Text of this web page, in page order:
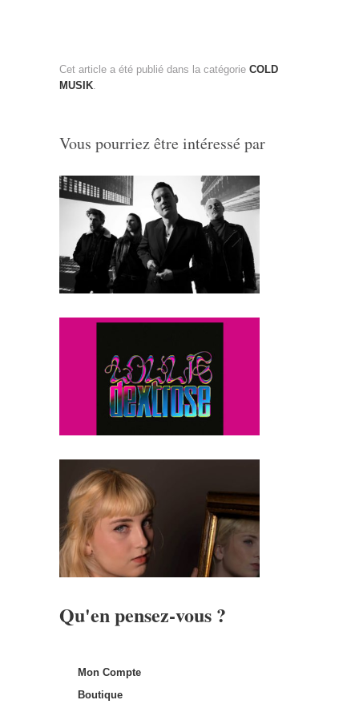
Cet article a été publié dans la catégorie COLD
MUSIK
Vous pourriez être intéressé par
Qu'en pensez-vous ?
Mon Compte
Boutique